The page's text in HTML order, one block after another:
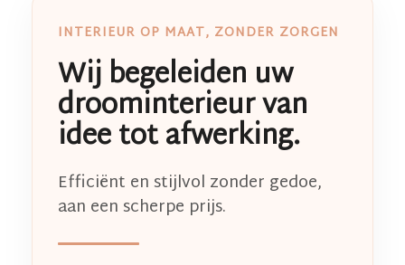
INTERIEUR OP MAAT, ZONDER ZORGEN
Wij begeleiden uw
droominterieur van
idee tot afwerking.
Efficiënt en stijlvol zonder gedoe,
aan een scherpe prijs.